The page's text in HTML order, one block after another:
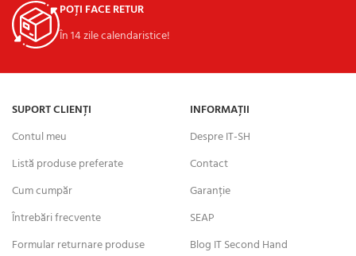
POȚI FACE RETUR
În 14 zile calendaristice!
SUPORT CLIENȚI
Contul meu
Listă produse preferate
Cum cumpăr
Întrebări frecvente
Formular returnare produse
INFORMAȚII
Despre IT-SH
Contact
Garanție
SEAP
Blog IT Second Hand